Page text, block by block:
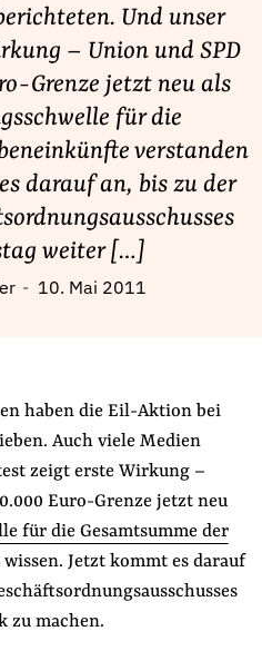
Und unser
– Union und SPD
Grenze jetzt neu als
für die
verstanden
darauf an, bis zu der
weiter […]
10. Mai 2011
haben die Eil-Aktion bei
Auch viele Medien
zeigt erste Wirkung –
Euro-Grenze jetzt neu
für die Gesamtsumme der
Jetzt kommt es darauf
zu machen.